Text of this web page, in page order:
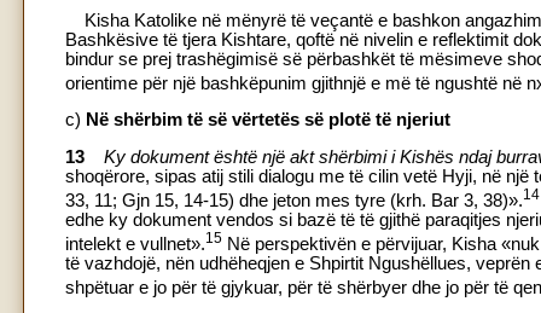
Kisha Katolike në mënyrë të veçantë e bashkon
Bashkësive të tjera Kishtare, qoftë në nivelin e reflektimit
bindur se prej trashëgimisë së përbashkët të mësimeve
orientime për një bashkëpunim gjithnjë e më të ngushtë në
c) Në shërbim të së vërtetës së plotë të njeriut
13
Ky dokument është një akt shërbimi i Kishës ndaj
shoqërore, sipas atij stili dialogu me të cilin vetë Hyji, në
33, 11; Gjn 15, 14-15) dhe jeton mes tyre (krh. Bar 3, 38)».14
edhe ky dokument vendos si bazë të të gjithë paraqitjes
intelekt e vullnet».15 Në perspektivën e përvijuar, Kisha
të vazhdojë, nën udhëheqjen e Shpirtit Ngushëllues,
shpëtuar e jo për të gjykuar, për të shërbyer dhe jo për të